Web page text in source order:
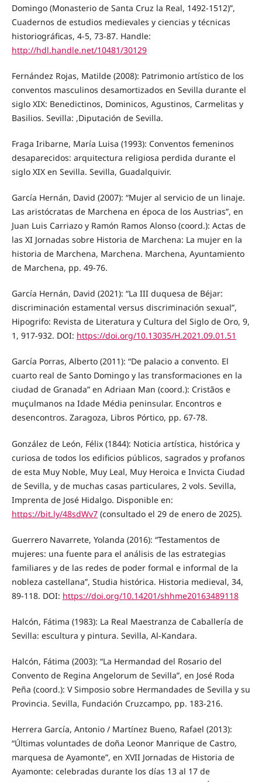
Domingo (Monasterio de Santa Cruz la Real, 1492-1512)”,
Cuadernos de estudios medievales y ciencias y técnicas
historiográficas, 4-5, 73-87. Handle:
http://hdl.handle.net/10481/30129
Fernández Rojas, Matilde (2008): Patrimonio artístico de los
conventos masculinos desamortizados en Sevilla durante el
siglo XIX: Benedictinos, Dominicos, Agustinos, Carmelitas y
Basilios. Sevilla: ,Diputación de Sevilla.
Fraga Iribarne, María Luisa (1993): Conventos femeninos
desaparecidos: arquitectura religiosa perdida durante el
siglo XIX en Sevilla. Sevilla, Guadalquivir.
García Hernán, David (2007): “Mujer al servicio de un linaje.
Las aristócratas de Marchena en época de los Austrias”, en
Juan Luis Carriazo y Ramón Ramos Alonso (coord.): Actas de
las XI Jornadas sobre Historia de Marchena: La mujer en la
historia de Marchena, Marchena. Marchena, Ayuntamiento
de Marchena, pp. 49-76.
García Hernán, David (2021): “La III duquesa de Béjar:
discriminación estamental versus discriminación sexual”,
Hipogrifo: Revista de Literatura y Cultura del Siglo de Oro, 9,
1, 917-932. DOI: https://doi.org/10.13035/H.2021.09.01.51
García Porras, Alberto (2011): “De palacio a convento. El
cuarto real de Santo Domingo y las transformaciones en la
ciudad de Granada” en Adriaan Man (coord.): Cristãos e
muçulmanos na Idade Média peninsular. Encontros e
desencontros. Zaragoza, Libros Pórtico, pp. 67-78.
González de León, Félix (1844): Noticia artística, histórica y
curiosa de todos los edificios públicos, sagrados y profanos
de esta Muy Noble, Muy Leal, Muy Heroica e Invicta Ciudad
de Sevilla, y de muchas casas particulares, 2 vols. Sevilla,
Imprenta de José Hidalgo. Disponible en:
https://bit.ly/48sdWv7(consultado el 29 de enero de 2025).
Guerrero Navarrete, Yolanda (2016): “Testamentos de
mujeres: una fuente para el análisis de las estrategias
familiares y de las redes de poder formal e informal de la
nobleza castellana”, Studia histórica. Historia medieval, 34,
89-118. DOI: https://doi.org/10.14201/shhme20163489118
Halcón, Fátima (1983): La Real Maestranza de Caballería de
Sevilla: escultura y pintura. Sevilla, Al-Kandara.
Halcón, Fátima (2003): “La Hermandad del Rosario del
Convento de Regina Angelorum de Sevilla”, en José Roda
Peña (coord.): V Simposio sobre Hermandades de Sevilla y su
Provincia. Sevilla, Fundación Cruzcampo, pp. 183-216.
Herrera García, Antonio / Martínez Bueno, Rafael (2013):
“Últimas voluntades de doña Leonor Manrique de Castro,
marquesa de Ayamonte”, en XVII Jornadas de Historia de
Ayamonte: celebradas durante los días 13 al 17 de